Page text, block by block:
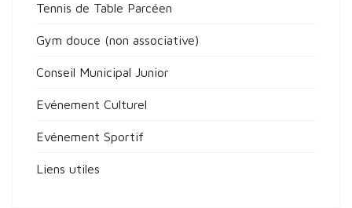
Tennis de Table Parcéen
Gym douce (non associative)
Conseil Municipal Junior
Evénement Culturel
Evénement Sportif
Liens utiles